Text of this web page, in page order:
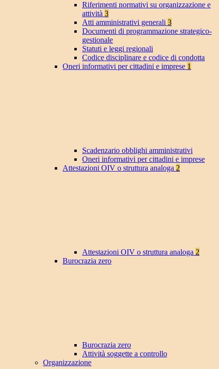
Riferimenti normativi su organizzazione e
attività 3
Atti amministrativi generali 3
Documenti di programmazione strategico-
gestionale
Statuti e leggi regionali
Codice disciplinare e codice di condotta
Oneri informativi per cittadini e imprese 1
Scadenzario obblighi amministrativi
Oneri informativi per cittadini e imprese
Attestazioni OIV o struttura analoga 2
Attestazioni OIV o struttura analoga 2
Burocrazia zero
Burocrazia zero
Attività soggette a controllo
Organizzazione